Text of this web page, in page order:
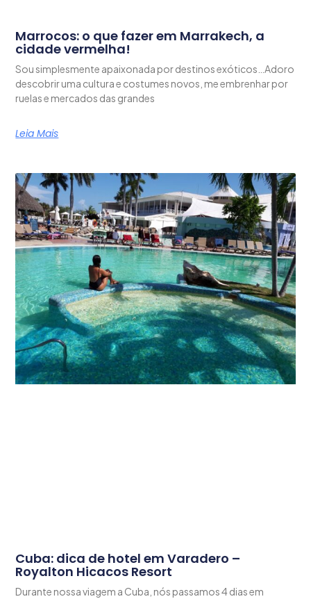
Marrocos: o que fazer em Marrakech, a
cidade vermelha!
Sou simplesmente apaixonada por destinos exóticos…Adoro
descobrir uma cultura e costumes novos, me embrenhar por
ruelas e mercados das grandes
Leia Mais
Cuba: dica de hotel em Varadero –
Royalton Hicacos Resort
Durante nossa viagem a Cuba, nós passamos 4 dias em